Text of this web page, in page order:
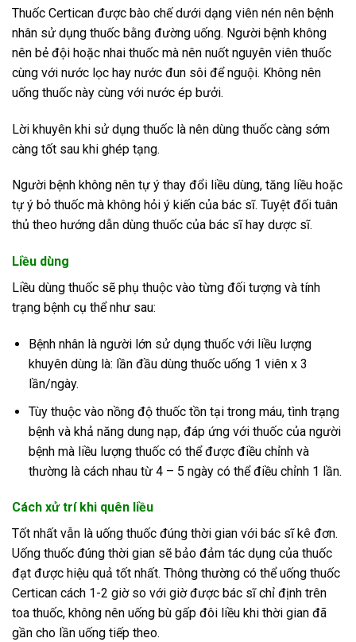
Thuốc Certican được bào chế dưới dạng viên nén nên bệnh
nhân sử dụng thuốc bằng đường uống. Người bệnh không
nên bẻ đội hoặc nhai thuốc mà nên nuốt nguyên viên thuốc
cùng với nước lọc hay nước đun sôi để nguội. Không nên
uống thuốc này cùng với nước ép bưởi.
Lời khuyên khi sử dụng thuốc là nên dùng thuốc càng sớm
càng tốt sau khi ghép tạng.
Người bệnh không nên tự ý thay đổi liều dùng, tăng liều hoặc
tự ý bỏ thuốc mà không hỏi ý kiến của bác sĩ. Tuyệt đối tuân
thủ theo hướng dẫn dùng thuốc của bác sĩ hay dược sĩ.
Liều dùng
Liều dùng thuốc sẽ phụ thuộc vào từng đối tượng và tính
trạng bệnh cụ thể như sau:
Bệnh nhân là người lớn sử dụng thuốc với liều lượng
khuyên dùng là: lần đầu dùng thuốc uống 1 viên x 3
lần/ngày.
Tùy thuộc vào nồng độ thuốc tồn tại trong máu, tình trạng
bệnh và khả năng dung nạp, đáp ứng với thuốc của người
bệnh mà liều lượng thuốc có thể được điều chỉnh và
thường là cách nhau từ 4 – 5 ngày có thể điều chỉnh 1 lần.
Cách xử trí khi quên liều
Tốt nhất vẫn là uống thuốc đúng thời gian với bác sĩ kê đơn.
Uống thuốc đúng thời gian sẽ bảo đảm tác dụng của thuốc
đạt được hiệu quả tốt nhất. Thông thường có thể uống thuốc
Certican cách 1-2 giờ so với giờ được bác sĩ chỉ định trên
toa thuốc, không nên uống bù gấp đôi liều khi thời gian đã
gần cho lần uống tiếp theo.